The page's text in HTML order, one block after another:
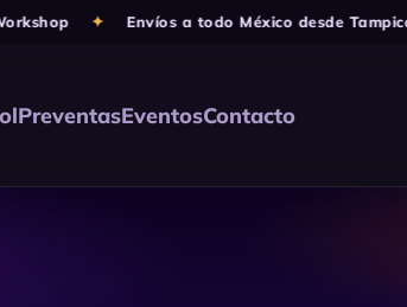
Envíos a todo México desde Tampico
PreventasEventosContacto